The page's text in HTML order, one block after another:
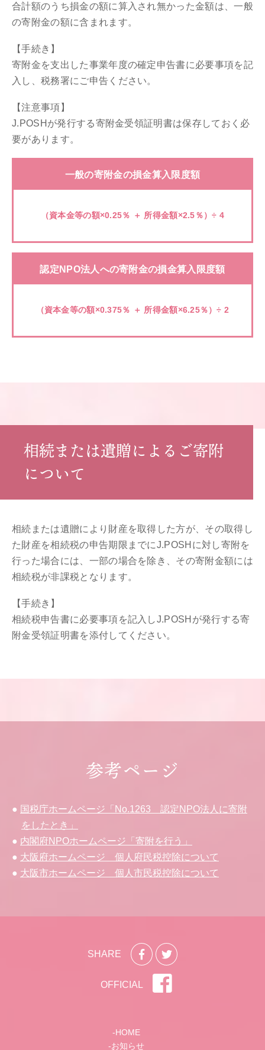
合計額のうち損金の額に算入され無かった金額は、一般
の寄附金の額に含まれます。
【⼿続き】
寄附金を支出した事業年度の確定申告書に必要事項を記
入し、税務署にご申告ください。
【注意事項】
J.POSHが発行する寄附金受領証明書は保存しておく必
要があります。
一般の寄附金の損金算入限度額
（資本金等の額×0.25％ ＋ 所得金額×2.5％）÷ 4
認定NPO法人への寄附金の損金算入限度額
（資本金等の額×0.375％ ＋ 所得金額×6.25％）÷ 2
相続または遺贈によるご寄附
について
相続または遺贈により財産を取得した方が、その取得し
た財産を相続税の申告期限までにJ.POSHに対し寄附を
行った場合には、一部の場合を除き、その寄附金額には
相続税が非課税となります。
【⼿続き】
相続税申告書に必要事項を記入しJ.POSHが発行する寄
附金受領証明書を添付してください。
参考ページ
国税庁ホームページ「No.1263 認定NPO法人に寄附
をしたとき」
内閣府NPOホームページ「寄附を行う」
大阪府ホームページ 個人府民税控除について
大阪市ホームページ 個人市民税控除について
SHARE
OFFICIAL
HOME
お知らせ